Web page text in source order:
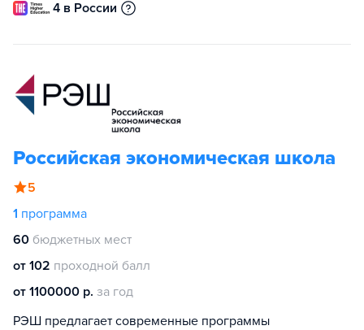
4 в России
Российская экономическая школа
5
1 программа
60 бюджетных мест
от 102 проходной балл
от 1100000 р. за год
РЭШ предлагает современные программы